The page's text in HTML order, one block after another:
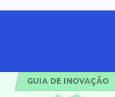
GUIA DE INOVAÇÃO